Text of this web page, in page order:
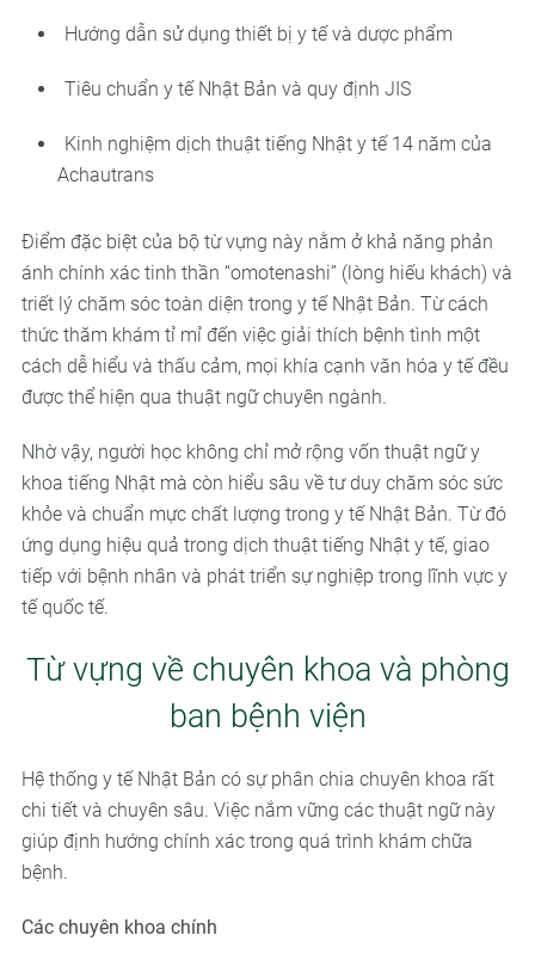
Hướng dẫn sử dụng thiết bị y tế và dược phẩm
Tiêu chuẩn y tế Nhật Bản và quy định JIS
Kinh nghiệm dịch thuật tiếng Nhật y tế 14 năm của
Achautrans
Điểm đặc biệt của bộ từ vựng này nằm ở khả năng phản
ánh chính xác tinh thần “omotenashi” (lòng hiếu khách) và
triết lý chăm sóc toàn diện trong y tế Nhật Bản. Từ cách
thức thăm khám tỉ mỉ đến việc giải thích bệnh tình một
cách dễ hiểu và thấu cảm, mọi khía cạnh văn hóa y tế đều
được thể hiện qua thuật ngữ chuyên ngành.
Nhờ vậy, người học không chỉ mở rộng vốn thuật ngữ y
khoa tiếng Nhật mà còn hiểu sâu về tư duy chăm sóc sức
khỏe và chuẩn mực chất lượng trong y tế Nhật Bản. Từ đó
ứng dụng hiệu quả trong dịch thuật tiếng Nhật y tế, giao
tiếp với bệnh nhân và phát triển sự nghiệp trong lĩnh vực y
tế quốc tế.
Từ vựng về chuyên khoa và phòng
ban bệnh viện
Hệ thống y tế Nhật Bản có sự phân chia chuyên khoa rất
chi tiết và chuyên sâu. Việc nắm vững các thuật ngữ này
giúp định hướng chính xác trong quá trình khám chữa
bệnh.
Các chuyên khoa chính